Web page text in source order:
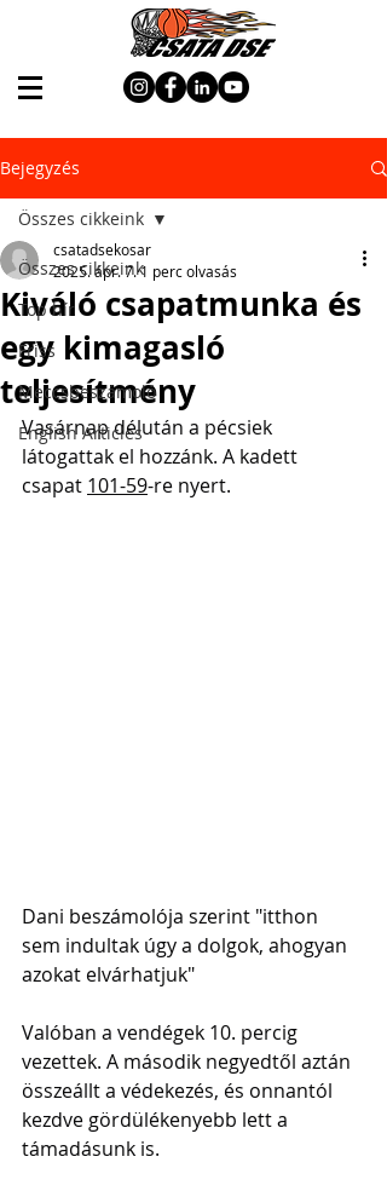
Bejegyzés
Összes cikkeink
Top hír
Friss
Meccsbeszámoló
English Articles
Összes cikkeink
Kiváló csapatmunka és
egy kimagasló
teljesítmény
csatadsekosar
2025. ápr. 7.1 perc olvasás
Vasárnap délután a pécsiek
látogattak el hozzánk. A kadett
csapat 101-59-re nyert.
Dani beszámolója szerint "itthon
sem indultak úgy a dolgok, ahogyan
azokat elvárhatjuk"
Valóban a vendégek 10. percig
vezettek. A második negyedtől aztán
összeállt a védekezés, és onnantól
kezdve gördülékenyebb lett a
támadásunk is.